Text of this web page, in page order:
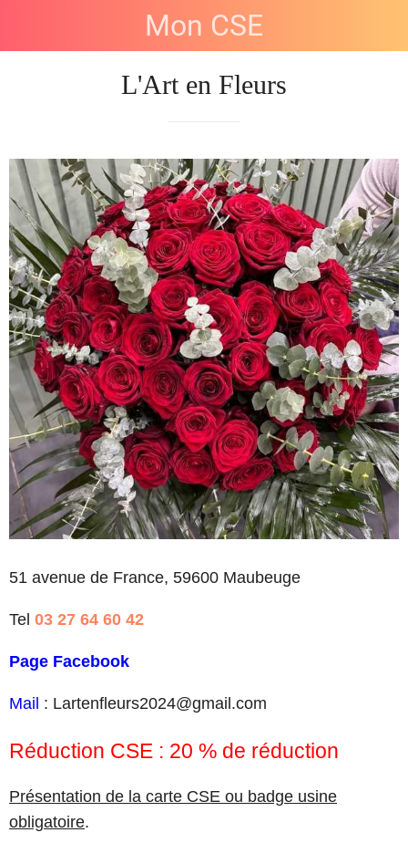
Mon CSE
L'Art en Fleurs
51 avenue de France, 59600 Maubeuge
Tel 03 27 64 60 42
Page Facebook
Mail : Lartenfleurs2024@gmail.com
Réduction CSE : 20 % de réduction
Présentation de la carte CSE ou badge usine
obligatoire.